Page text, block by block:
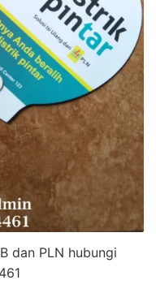
dan PLN hubungi